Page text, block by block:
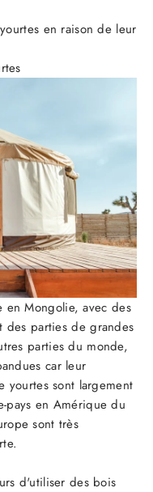
en raison de leur
en Mongolie, avec des
parties de grandes
parties du monde,
car leur
yourtes sont largement
pays en Amérique du
sont très
d'utiliser des bois